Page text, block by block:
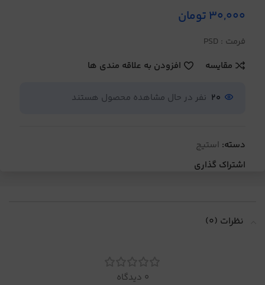
30,000تومان
فرمت : PSD
مقایسه
افزودن به علاقه مندی ها
20 نفر در حال مشاهده محصول هستند
دسته: استیج
اشتراک گذاری
نظرات (0)
0 دیدگاه